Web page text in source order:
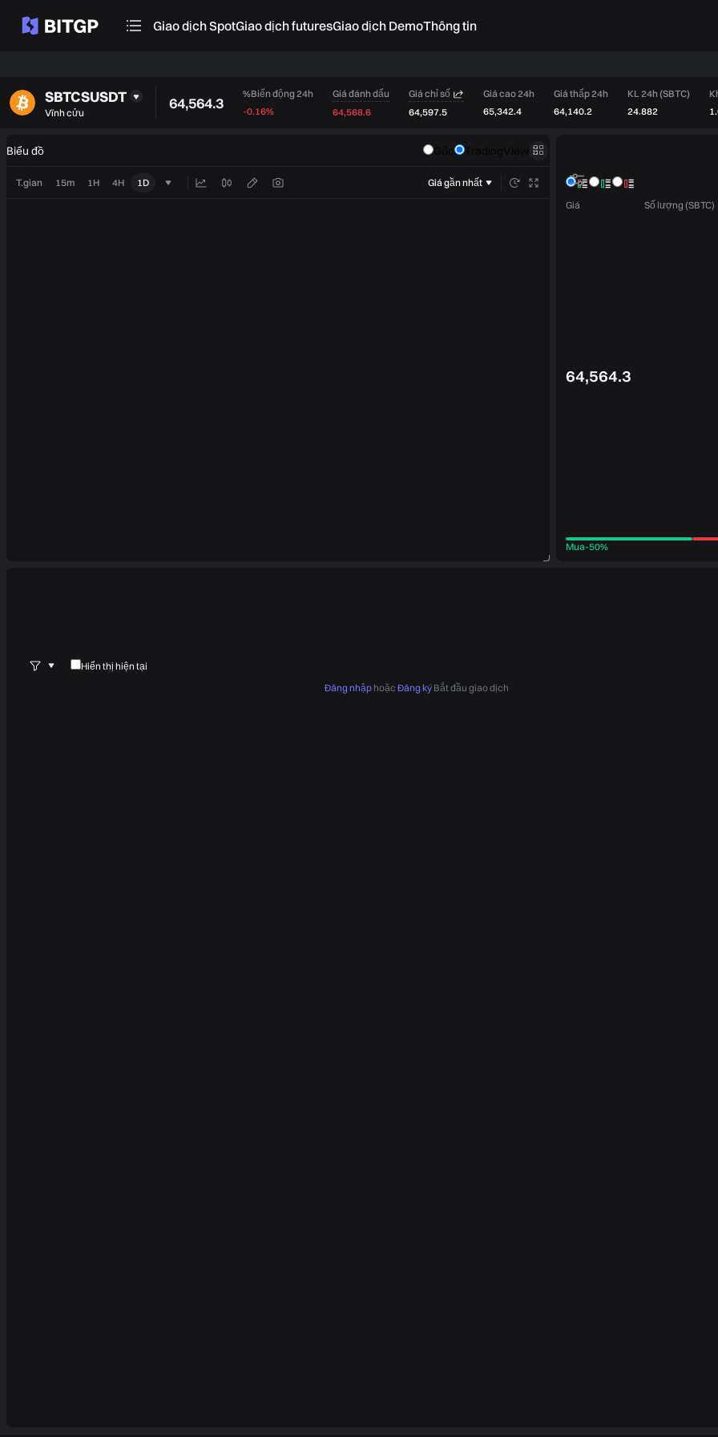
Giao dịch SpotGiao dịch futures‌Giao dịch DemoThông tin
SBTCSUSDT
Vĩnh cửu
64,564.3
%Biến động 24h
-0.16%
Giá đánh dấu
64,568.6
Giá chỉ số
64,597.5
Giá cao 24h
65,342.4
Giá thấp 24h
64,140.2
KL 24h (SBTC)
24.882
Giá
Số lượng (SBTC)
64,564.3
Mua-50%
Biểu đồ
T.gian 15m 1H 4H 1D Giá gần nhất
Hiển thị hiện tại
Đăng nhập hoặc Đăng ký Bắt đầu giao dịch